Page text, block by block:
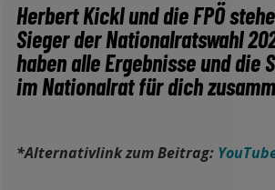
Herbert Kickl und die FPÖ
Sieger der Nationalratswahl
haben alle Ergebnisse und die
im Nationalrat für dich
*Alternativlink zum Beitrag: